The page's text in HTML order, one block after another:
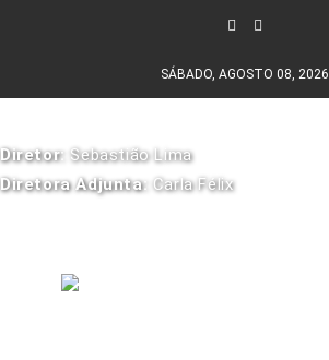
SÁBADO, AGOSTO 08, 2026
Diretor: Sebastião Lima
Diretora Adjunta: Carla Félix